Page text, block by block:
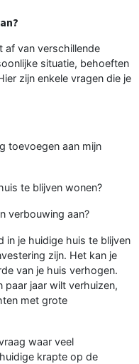
af van verschillende
situatie, behoeften
zijn enkele vragen die je
toevoegen aan mijn
te blijven wonen?
verbouwing aan?
in je huidige huis te blijven
zijn. Het kan je
van je huis verhogen.
paar jaar wilt verhuizen,
met grote
waar veel
krapte op de